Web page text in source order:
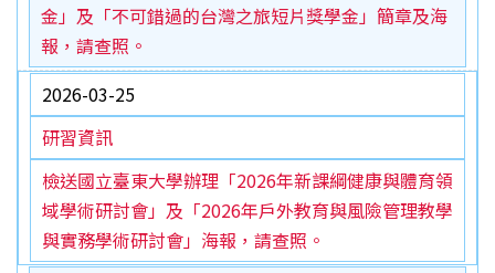
金」及「不可錯過的台灣之旅短片獎學金」簡章及海
報，請查照。
2026-03-25
研習資訊
檢送國立臺東大學辦理「2026年新課綱健康與體育領
域學術研討會」及「2026年戶外教育與風險管理教學
與實務學術研討會」海報，請查照。